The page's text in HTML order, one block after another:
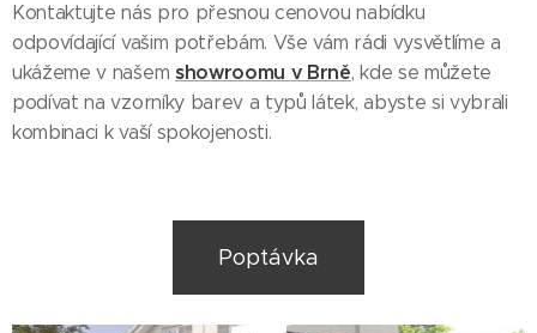
Kontaktujte nás pro přesnou cenovou nabídku
odpovídající vašim potřebám. Vše vám rádi vysvětlíme a
ukážeme v našem showroomu v Brně, kde se můžete
podívat na vzorníky barev a typů látek, abyste si vybrali
kombinaci k vaší spokojenosti.
Poptávka